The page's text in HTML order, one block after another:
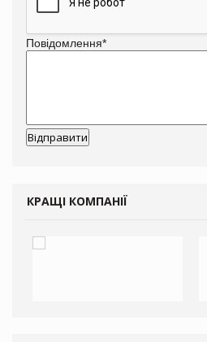
Повідомлення*
КРАЩІ КОМПАНІЇ